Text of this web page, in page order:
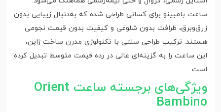
ساعت بامبینو برای کسانی طراحی شده که به‌دنبال زیبایی بدون
زرق‌وبرق، ظرافت بدون شلوغی و کیفیت بدون قیمت نجومی
هستند. ترکیب طراحی سنتی با تکنولوژی مدرن ساخت ژاپن،
این ساعت را به گزینه‌ای عالی در رده قیمت متوسط تبدیل کرده
است.
ویژگی‌های برجسته ساعت Orient
Bambino